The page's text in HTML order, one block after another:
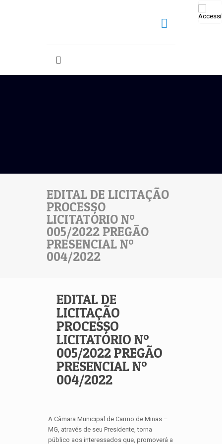
EDITAL DE LICITAÇÃO
PROCESSO
LICITATÓRIO Nº
005/2022 PREGÃO
PRESENCIAL Nº
004/2022
EDITAL DE
LICITAÇÃO
PROCESSO
LICITATÓRIO Nº
005/2022 PREGÃO
PRESENCIAL Nº
004/2022
A Câmara Municipal de Carmo de Minas –
MG, através de seu Presidente, torna
público aos interessados que, promoverá a